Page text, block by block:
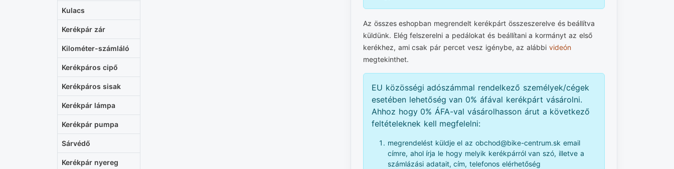
Kulacs
Kerékpár zár
Kilométer-számláló
Kerékpáros cipő
Kerékpáros sisak
Kerékpár lámpa
Kerékpár pumpa
Sárvédő
Kerékpár nyereg
Az összes eshopban megrendelt kerékpárt összeszerelve és beállítva
küldünk. Elég felszerelni a pedálokat és beállítani a kormányt az első
kerékhez, ami csak pár percet vesz igénybe, az alábbivideón
megtekinthet.
EU közösségi adószámmal rendelkező személyek/cégek
esetében lehetőség van 0% áfával kerékpárt vásárolni.
Ahhoz hogy 0% ÁFA-val vásárolhasson árut a következő
feltételeknek kell megfelelni:
megrendelést küldje el az obchod@bike-centrum.sk email
címre, ahol írja le hogy melyik kerékpárról van szó, illetve a
számlázási adatait, cím, telefonos elérhetőség